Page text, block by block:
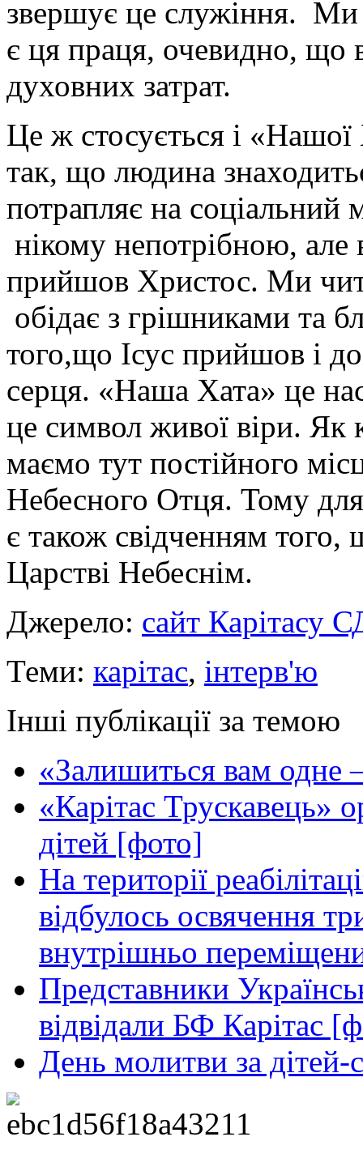
звершує це служіння. Ми
є ця праця, очевидно, що
духовних затрат.
Це ж стосується і
так, що людина
потрапляє на соціальний
нікому непотрібною,
прийшов Христос. Ми
обідає з грішниками та
того,що Ісус прийшов і
серця. «Наша Хата» це
це символ живої віри.
маємо тут постійного
Небесного Отця. Тому
є також свідченням того,
Царстві Небеснім.
Джерело: сайт Карітасу
Теми: карітас, інтерв'ю
Інші публікації за темою
«Залишиться вам
«Карітас Трускавець»
дітей [фото]
На території
відбулось освячення
внутрішньо
Представники
відвідали БФ Карітас
День молитви за дітей-